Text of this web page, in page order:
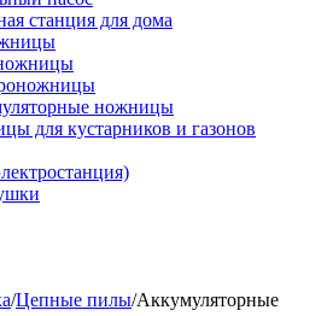
станция для дома
ножницы
для кустарников и газонов
/Цепные пилы/Аккумуляторные